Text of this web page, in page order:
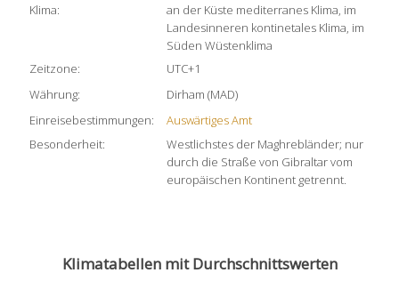
Klima:
an der Küste mediterranes Klima, im
Landesinneren kontinetales Klima, im
Süden Wüstenklima
Zeitzone:
UTC+1
Währung:
Dirham (MAD)
Einreisebestimmungen:
Auswärtiges Amt
Besonderheit:
Westlichstes der Maghrebländer; nur
durch die Straße von Gibraltar vom
europäischen Kontinent getrennt.
Klimatabellen mit Durchschnittswerten